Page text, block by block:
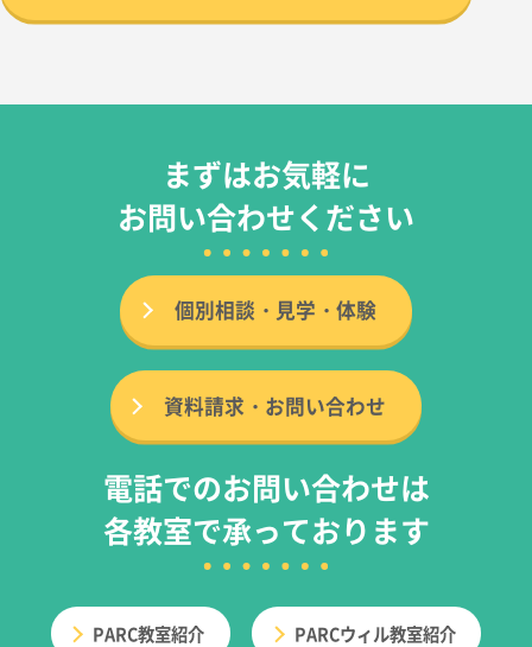
まずはお気軽に
お問い合わせください
個別相談・見学・体験
資料請求・お問い合わせ
電話でのお問い合わせは
各教室で承っております
PARC教室紹介 PARCウィル教室紹介